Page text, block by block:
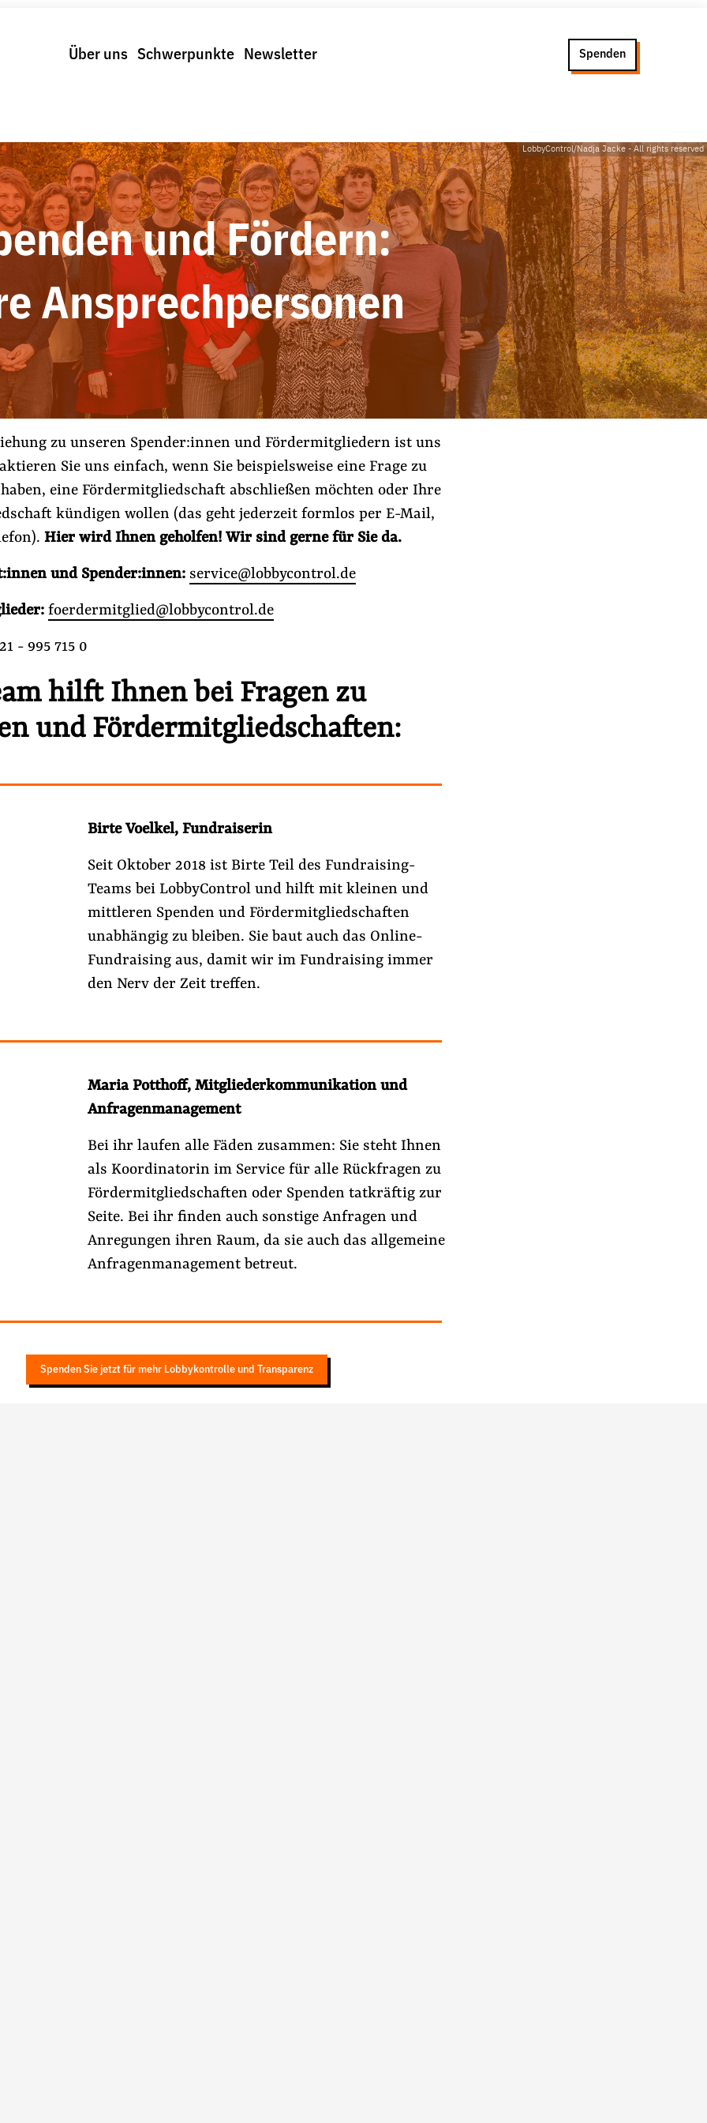
Über uns Schwerpunkte Newsletter Spenden
Folge Uns
FacebookMastodon
BlueskyInstagram
YoutubeLinkedIn
Feed Newsletter
und Fördern:
Ansprechpersonen
LobbyControl/Nadja Jacke - All rights reserved
zu unseren Spender:innen und Fördermitgliedern ist uns
Sie uns einfach, wenn Sie beispielsweise eine Frage zu
eine Fördermitgliedschaft abschließen möchten oder Ihre
kündigen wollen (das geht jederzeit formlos per E-Mail,
Hier wird Ihnen geholfen! Wir sind gerne für Sie da.
und Spender:innen: service@lobbycontrol.de
foerdermitglied@lobbycontrol.de
- 995 715 0
hilft Ihnen bei Fragen zu
und Fördermitgliedschaften:
Birte Voelkel, Fundraiserin
Seit Oktober 2018 ist Birte Teil des Fundraising-
Teams bei LobbyControl und hilft mit kleinen und
mittleren Spenden und Fördermitgliedschaften
unabhängig zu bleiben. Sie baut auch das Online-
Fundraising aus, damit wir im Fundraising immer
den Nerv der Zeit treffen.
Maria Potthoff, Mitgliederkommunikation und
Anfragenmanagement
Bei ihr laufen alle Fäden zusammen: Sie steht Ihnen
als Koordinatorin im Service für alle Rückfragen zu
Fördermitgliedschaften oder Spenden tatkräftig zur
Seite. Bei ihr finden auch sonstige Anfragen und
Anregungen ihren Raum, da sie auch das allgemeine
Anfragenmanagement betreut.
Spenden Sie jetzt für mehr Lobbykontrolle und Transparenz